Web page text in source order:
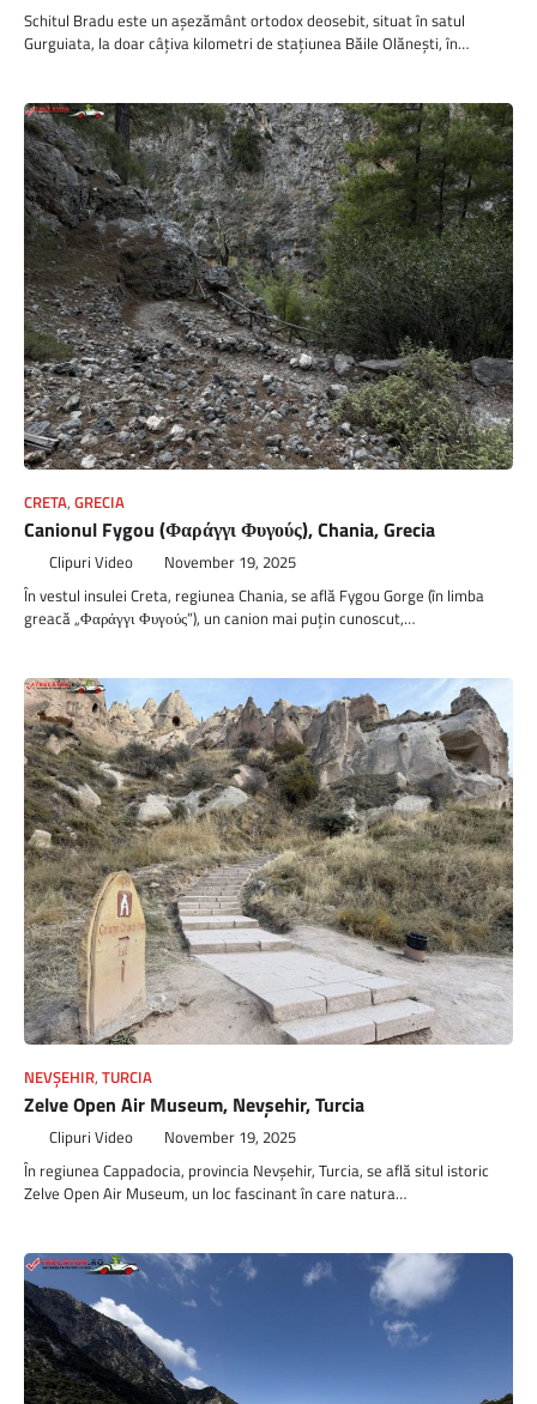
Schitul Bradu este un așezământ ortodox deosebit, situat în satul
Gurguiata, la doar câțiva kilometri de stațiunea Băile Olănești, în…
CRETA, GRECIA
Canionul Fygou (Φαράγγι Φυγούς), Chania, Gre­cia
Clipuri Video November 19, 2025
În vestul insulei Creta, regiunea Chania, se află Fygou Gorge (în limba
greacă „Φαράγγι Φυγούς”), un canion mai puțin cunoscut,…
NEVŞEHIR, TURCIA
Zelve Open Air Museum, Nevşehir, Turcia
Clipuri Video November 19, 2025
În regiunea Cappadocia, provincia Nevşehir, Turcia, se află situl istoric
Zelve Open Air Museum, un loc fascinant în care natura…